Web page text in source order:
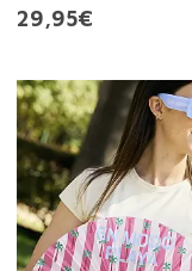
29,95€